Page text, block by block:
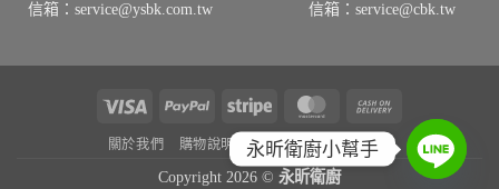
信箱：service@ysbk.com.tw
信箱：service@cbk.tw
Visa PayPal Stripe MasterCard
On
Delivery
關於我們 購物說明 隱私權政策 退貨需知
Copyright 2026 © 永昕衛廚
永昕衛廚小幫手